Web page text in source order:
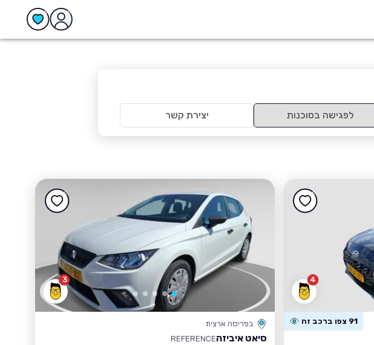
לפגישה בסוכנות יצירת קשר
4
91 צפו ברכב זה
3
בפריסה ארצית
סיאט איביזהREFERENCE